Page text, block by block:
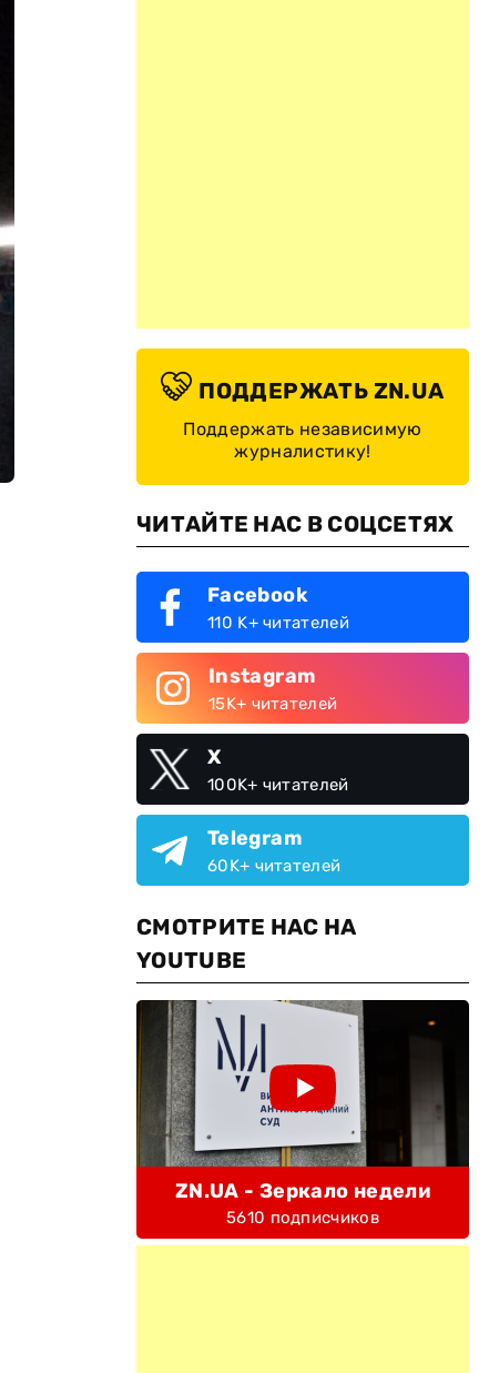
ПОДДЕРЖАТЬ ZN.UA
Поддержать независимую
журналистику!
ЧИТАЙТЕ НАС В СОЦСЕТЯХ
Facebook
110 K+ читателей
Instagram
15K+ читателей
X
100K+ читателей
Telegram
60K+ читателей
СМОТРИТЕ НАС НА
YOUTUBE
ZN.UA - Зеркало недели
5610 подписчиков